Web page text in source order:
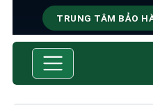
TRUNG TÂM BẢO
SỬA CHỮA